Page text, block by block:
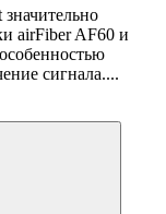
airFiber AF60 и
сигнала....